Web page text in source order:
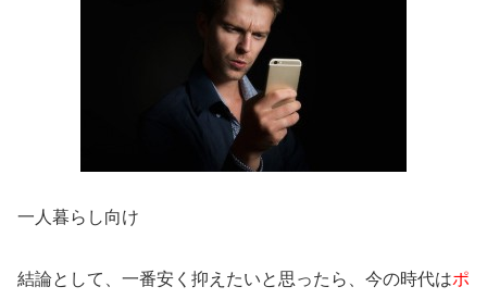
一人暮らし向け
結論として、一番安く抑えたいと思ったら、今の時代はポ